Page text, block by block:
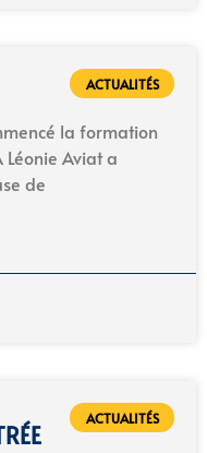
ACTUALITÉS
la formation
Léonie Aviat a
de
ACTUALITÉS